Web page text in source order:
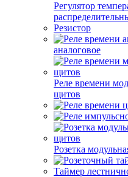
Регулятор
Резистор
аналоговое
Реле времени
щитов
Розетка
Таймер